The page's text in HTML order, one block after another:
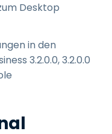
Desktop
in den
3.2.0.0, 3.2.0.0